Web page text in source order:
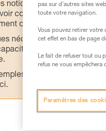
notices techniques des
compris les
d’informations.
nécessite une formation
à refaire la
de techniques liées
pas sur d’autres sites
toute votre navigation.
Vous pouvez retirer votre
cet effet en bas de page
Le fait de refuser tout ou
refus ne vous empêchera
Paramètres des